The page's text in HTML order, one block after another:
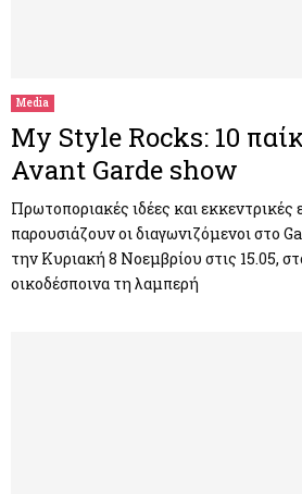
Media
My Style Rocks: 10
Avant Garde show
Πρωτοποριακές ιδέες και εκκεντρικές
παρουσιάζουν οι διαγωνιζόμενοι στο
την Κυριακή 8 Νοεμβρίου στις 15.05,
οικοδέσποινα τη λαμπερή